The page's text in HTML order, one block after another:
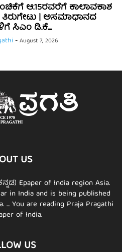
ಆ.15ರವರೆಗೆ ಕಾಲಾವಕಾಶ
| ಅಸಮಾಧಾನದ
ಸಿಎಂ ಡಿ.ಕೆ....
-August 7, 2026
US
Epaper of India region Asia.
in India and is being published
You are reading Praja Pragathi
of India.
US